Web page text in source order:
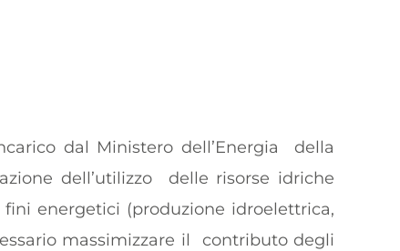
dal Ministero dell’Energia della
dell’utilizzo delle risorse idriche
energetici (produzione idroelettrica,
massimizzare il contributo degli